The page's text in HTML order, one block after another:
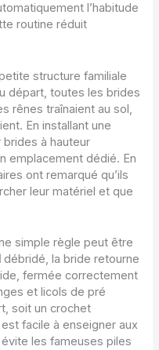
l’habitude
routine réduit
structure familiale
départ, toutes les brides
rênes traînaient au sol,
En installant une
à hauteur
emplacement dédié. En
ont remarqué qu’ils
leur matériel et que
simple règle peut être
débridé, la bride retourne
fermée correctement
et licols de pré
soit un crochet
facile à enseigner aux
les fameuses piles